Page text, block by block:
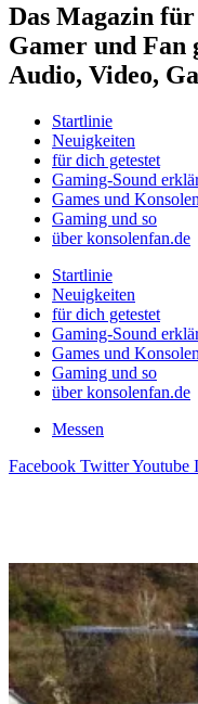
Das Magazin für
Gamer und
Audio, Video,
Startlinie
Neuigkeiten
für dich getestet
Gaming-Sound
Games und Konsolen
Gaming und so
über konsolenfan.de
Startlinie
Neuigkeiten
für dich getestet
Gaming-Sound
Games und Konsolen
Gaming und so
über konsolenfan.de
Messen
Facebook TwitterYoutube